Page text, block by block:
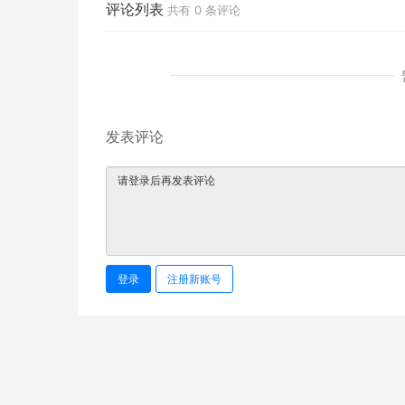
评论列表 共有 0 条评论
发表评论
登录 注册新账号